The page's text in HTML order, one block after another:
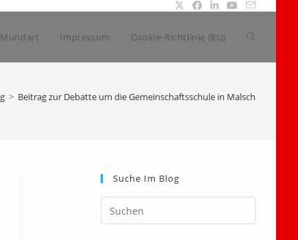
Mundart Impressum Cookie-Richtlinie (EU) Website-
> Beitrag zur Debatte um die Gemeinschaftsschule in Malsch
Suche Im Blog
Escape